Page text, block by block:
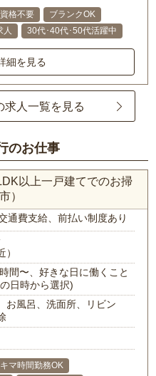
資格不要
ブランクOK
人 30代･40代･50代活躍中
細を見る
求人一覧を見る
のお仕事
以上一戸建てでのお掃
）
交通費支給、前払い制度あり
）
間〜、好きな日に働くこと
日時から選択)
お風呂、洗面所、リビン
マ時間勤務OK